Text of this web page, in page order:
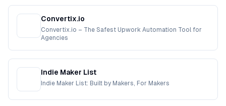
Convertix.io
Convertix.io – The Safest Upwork Automation Tool for
Agencies
Indie Maker List
Indie Maker List: Built by Makers, For Makers